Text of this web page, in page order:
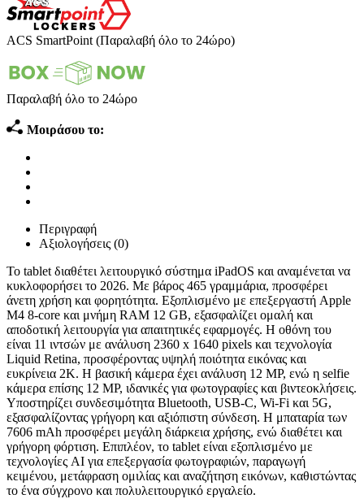
ACS SmartPoint (Παραλαβή όλο το 24ώρο)
Παραλαβή όλο το 24ώρο
Μοιράσου το:
Περιγραφή
Αξιολογήσεις (0)
Το tablet διαθέτει λειτουργικό σύστημα iPadOS και αναμένεται να
κυκλοφορήσει το 2026. Με βάρος 465 γραμμάρια, προσφέρει
άνετη χρήση και φορητότητα. Εξοπλισμένο με επεξεργαστή Apple
M4 8-core και μνήμη RAM 12 GB, εξασφαλίζει ομαλή και
αποδοτική λειτουργία για απαιτητικές εφαρμογές. Η οθόνη του
είναι 11 ιντσών με ανάλυση 2360 x 1640 pixels και τεχνολογία
Liquid Retina, προσφέροντας υψηλή ποιότητα εικόνας και
ευκρίνεια 2K. Η βασική κάμερα έχει ανάλυση 12 MP, ενώ η selfie
κάμερα επίσης 12 MP, ιδανικές για φωτογραφίες και βιντεοκλήσεις.
Υποστηρίζει συνδεσιμότητα Bluetooth, USB-C, Wi-Fi και 5G,
εξασφαλίζοντας γρήγορη και αξιόπιστη σύνδεση. Η μπαταρία των
7606 mAh προσφέρει μεγάλη διάρκεια χρήσης, ενώ διαθέτει και
γρήγορη φόρτιση. Επιπλέον, το tablet είναι εξοπλισμένο με
τεχνολογίες AI για επεξεργασία φωτογραφιών, παραγωγή
κειμένου, μετάφραση ομιλίας και αναζήτηση εικόνων, καθιστώντας
το ένα σύγχρονο και πολυλειτουργικό εργαλείο.